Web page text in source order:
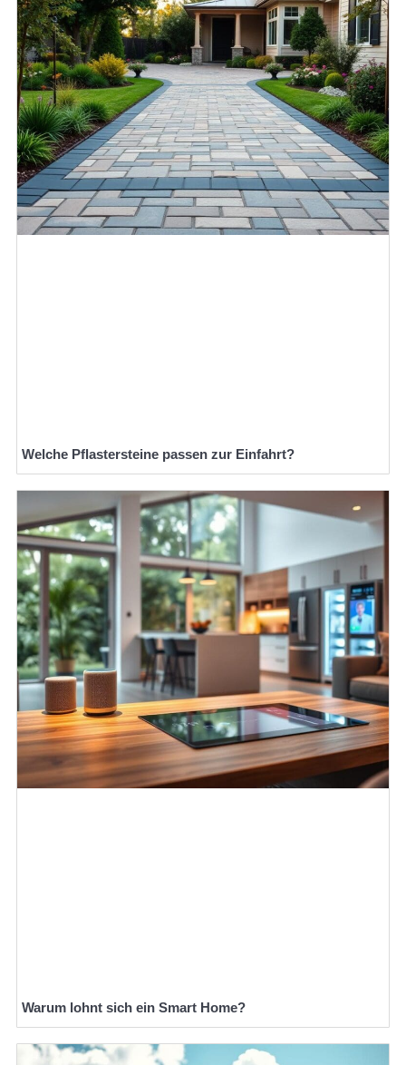
Welche Pflastersteine passen zur Einfahrt?
Warum lohnt sich ein Smart Home?